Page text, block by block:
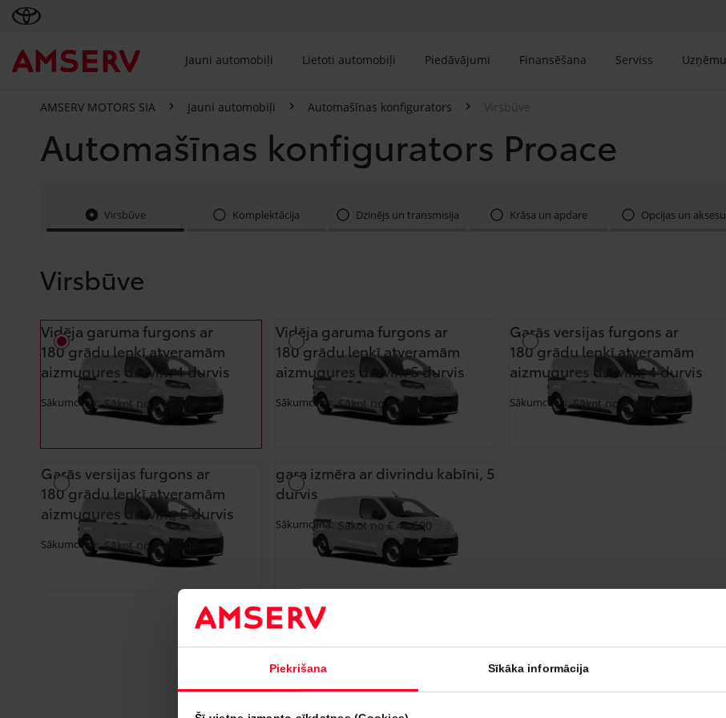
Piekrišana Sīkāka informācija
Jauni automobiļi Lietoti automobiļi Piedāvājumi Finansēšana Serviss
AMSERV MOTORS SIA Jauni automobiļi Automašīnas konfigurators Virsbūve
Automašīnas konfigurators Proace
Virsbūve Komplektācija Dzinējs un transmisija Krāsa un apdare Opcijas un
Virsbūve
Vidēja garuma furgons ar
180 grādu leņķī atveramām
aizmugures durvīm 4 durvis
Sākumcena: Sākot no € 27 300
Vidēja garuma furgons ar
180 grādu leņķī atveramām
aizmugures durvīm 5 durvis
Sākumcena: Sākot no € 36 050
Garās versijas furgons ar
180 grādu leņķī atveramām
aizmugures durvīm, 4 durvis
Sākumcena: Sākot no € 38 000
Garās versijas furgons ar
180 grādu leņķī atveramām
aizmugures durvīm, 5 durvis
Sākumcena: Sākot no € 41 200
gara izmēra ar divrindu kabīni, 5
durvis
Sākumcena: Sākot no € 43 500